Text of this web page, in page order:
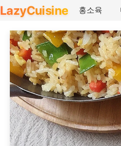
LazyCuisine 홍소육